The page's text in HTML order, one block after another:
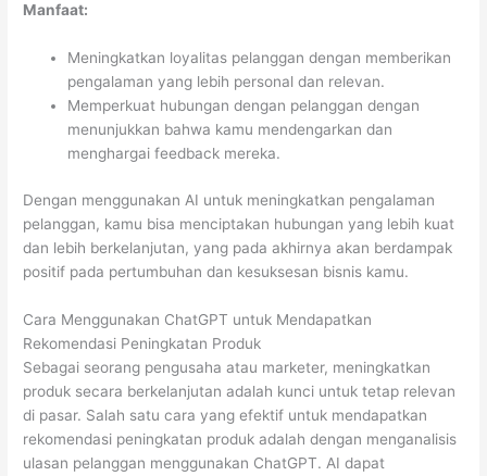
Manfaat:
Meningkatkan loyalitas pelanggan dengan memberikan
pengalaman yang lebih personal dan relevan.
Memperkuat hubungan dengan pelanggan dengan
menunjukkan bahwa kamu mendengarkan dan
menghargai feedback mereka.
Dengan menggunakan AI untuk meningkatkan pengalaman
pelanggan, kamu bisa menciptakan hubungan yang lebih kuat
dan lebih berkelanjutan, yang pada akhirnya akan berdampak
positif pada pertumbuhan dan kesuksesan bisnis kamu.
Cara Menggunakan ChatGPT untuk Mendapatkan
Rekomendasi Peningkatan Produk
Sebagai seorang pengusaha atau marketer, meningkatkan
produk secara berkelanjutan adalah kunci untuk tetap relevan
di pasar. Salah satu cara yang efektif untuk mendapatkan
rekomendasi peningkatan produk adalah dengan menganalisis
ulasan pelanggan menggunakan ChatGPT. AI dapat